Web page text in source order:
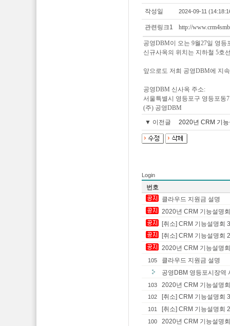
작성일 2024-09-11
관련링크1 http://
공영DBM이 오는 9월27일 영
신규사옥의 위치는 지하철 5호
앞으로도 저희 공영DBM에 지
공영DBM 신사옥 주소:
서울특별시 영등포구 영등포동
(주) 공영DBM
▼ 이전글
2020년 CRM 기
Login
번호
클라우드 지원금 설명
2020년 CRM 기능설명
[취소] CRM 기능설명회
[취소] CRM 기능설명회
2020년 CRM 기능설명
105
클라우드 지원금 설명
공영DBM 영등포시장역
103 2020년 CRM 기능설명
102 [취소] CRM 기능설명회
101 [취소] CRM 기능설명회
100 2020년 CRM 기능설명